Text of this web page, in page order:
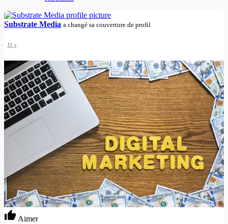
Substrate Media a changé sa couverture de profil
11 s
Aimer